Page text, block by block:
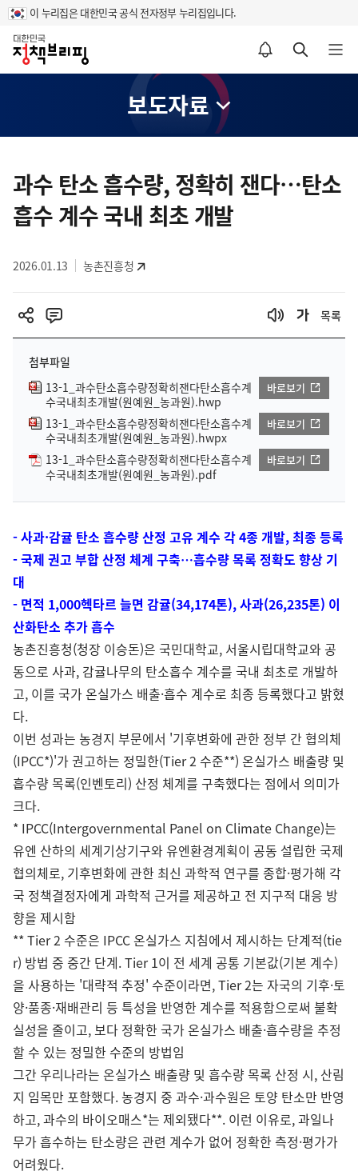
이 누리집은 대한민국 공식 전자정부 누리집입니다.
홈
알림설정 바로가기 검색 바로가기 메뉴 열기
보도자료
텐
츠
영
과수 탄소 흡수량, 정확히 잰다…탄소
흡수 계수 국내 최초 개발
2026.01.13 농촌진흥청
목록
첨부파일
13-1_과수탄소흡수량정확히잰다탄소흡수계
수국내최초개발(원예원_농과원).hwp
바로보기
13-1_과수탄소흡수량정확히잰다탄소흡수계
수국내최초개발(원예원_농과원).hwpx
바로보기
13-1_과수탄소흡수량정확히잰다탄소흡수계
수국내최초개발(원예원_농과원).pdf
바로보기
- 사과·감귤 탄소 흡수량 산정 고유 계수 각 4종 개발, 최종 등록
- 국제 권고 부합 산정 체계 구축…흡수량 목록 정확도 향상 기
대
- 면적 1,000헥타르 늘면 감귤(34,174톤), 사과(26,235톤) 이
산화탄소 추가 흡수
농촌진흥청(청장 이승돈)은 국민대학교, 서울시립대학교와 공
동으로 사과, 감귤나무의 탄소흡수 계수를 국내 최초로 개발하
고, 이를 국가 온실가스 배출·흡수 계수로 최종 등록했다고 밝혔
다.
이번 성과는 농경지 부문에서 '기후변화에 관한 정부 간 협의체
(IPCC*)'가 권고하는 정밀한(Tier 2 수준**) 온실가스 배출량 및
흡수량 목록(인벤토리) 산정 체계를 구축했다는 점에서 의미가
크다.
* IPCC(Intergovernmental Panel on Climate Change)는
유엔 산하의 세계기상기구와 유엔환경계획이 공동 설립한 국제
협의체로, 기후변화에 관한 최신 과학적 연구를 종합·평가해 각
국 정책결정자에게 과학적 근거를 제공하고 전 지구적 대응 방
향을 제시함
** Tier 2 수준은 IPCC 온실가스 지침에서 제시하는 단계적(tie
r) 방법 중 중간 단계. Tier 1이 전 세계 공통 기본값(기본 계수)
을 사용하는 '대략적 추정' 수준이라면, Tier 2는 자국의 기후·토
양·품종·재배관리 등 특성을 반영한 계수를 적용함으로써 불확
실성을 줄이고, 보다 정확한 국가 온실가스 배출·흡수량을 추정
할 수 있는 정밀한 수준의 방법임
그간 우리나라는 온실가스 배출량 및 흡수량 목록 산정 시, 산림
지 임목만 포함했다. 농경지 중 과수·과수원은 토양 탄소만 반영
하고, 과수의 바이오매스*는 제외됐다**. 이런 이유로, 과일나
무가 흡수하는 탄소량은 관련 계수가 없어 정확한 측정·평가가
어려웠다.